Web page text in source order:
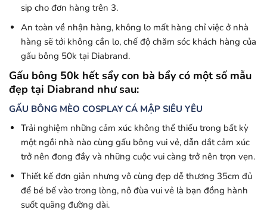
sip cho đơn hàng trên 3.
An toàn về nhận hàng, không lo mất hàng chỉ việc ở nhà
hàng sẽ tới không cần lo, chế độ chăm sóc khách hàng của
gấu bông 50k tại Diabrand.
Gấu bông 50k hết sẩy con bà bẩy có một số mẫu
đẹp tại Diabrand như sau:
GẤU BÔNG MÈO COSPLAY CÁ MẬP SIÊU YÊU
Trải nghiệm những cảm xúc không thể thiếu trong bất kỳ
một ngồi nhà nào cùng gấu bông vui vẻ, dẫn dắt cảm xúc
trở nên đong đầy và những cuộc vui càng trở nên trọn vẹn.
Thiết kế đơn giản nhưng vô cùng đẹp dễ thương 35cm đủ
để bé bế vào trong lòng, nô đùa vui vẻ là bạn đồng hành
suốt quãng đường dài.